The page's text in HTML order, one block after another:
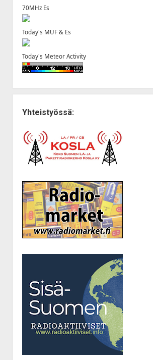
70MHz Es
Today's MUF & Es
Today's Meteor Activity
Yhteistyössä: